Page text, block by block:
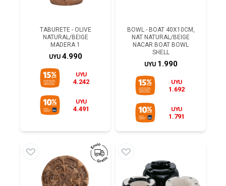
TABURETE - OLIVE
NATURAL/BEIGE
MADERA 1
UYU 4.990
UYU
4.242
UYU
4.491
BOWL - BOAT 40X10CM,
NAT NATURAL/BEIGE
NACAR BOAT BOWL
SHELL
UYU 1.990
UYU
1.692
UYU
1.791